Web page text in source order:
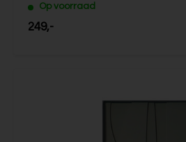
Op voorraad
249,-